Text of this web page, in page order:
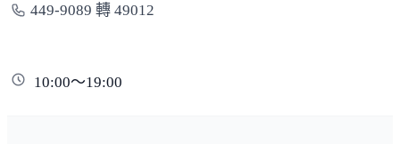
站前商圈
449-9089 轉 49012
10:00～19:00